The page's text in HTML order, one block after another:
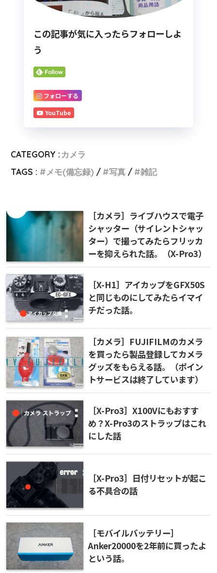
この記事が気に入ったらフォローしよ
う
フォローする
YouTube
CATEGORY : カメラ
TAGS :
メモ(備忘録) 写真 雑記
［カメラ］ライブハウスで電子
シャッター（サイレントシャッ
ター）で撮ってみたらフリッカ
ーを抑えられた話。（X-Pro3）
［X-H1］アイカップをGFX50S
と同じものにしてみたらイマイ
チだった話。
［カメラ］FUJIFILMのカメラ
を買ったら製品登録してカメラ
グッズをもらえる話。（ポイン
トサービスは終了しています）
［X-Pro3］X100Vにもおすす
め？X-Pro3のストラップはこれ
にした話
［X-Pro3］日付リセットが起こ
る不具合の話
［モバイルバッテリー］
Anker20000を2年前に買ったよ
という話。